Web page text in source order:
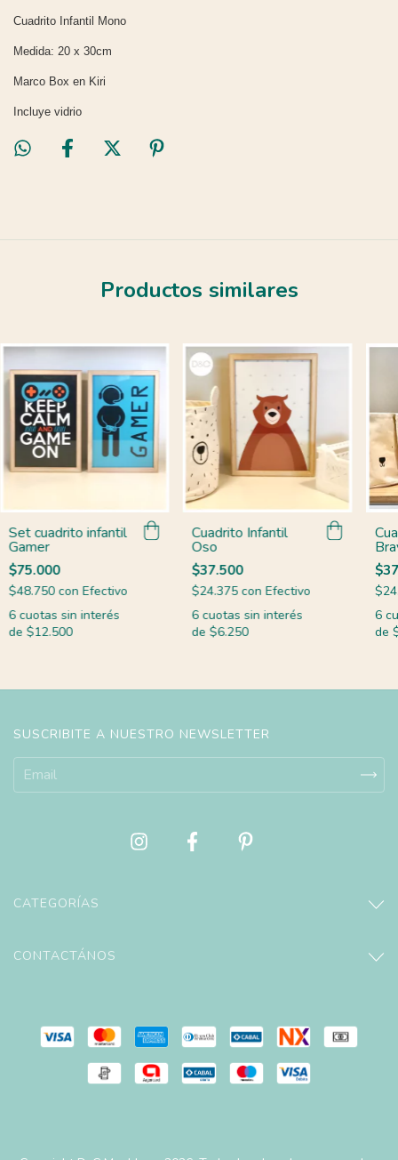
Cuadrito Infantil Mono
Medida: 20 x 30cm
Marco Box en Kiri
Incluye vidrio
Productos similares
Set cuadrito infantil
Gamer
$75.000
$48.750 con Efectivo
6 cuotas sin interés
de $12.500
Cuadrito Infantil
Oso
$37.500
$24.375 con Efectivo
6 cuotas sin interés
de $6.250
6
de
SUSCRIBITE A NUESTRO NEWSLETTER
CATEGORÍAS
CONTACTÁNOS